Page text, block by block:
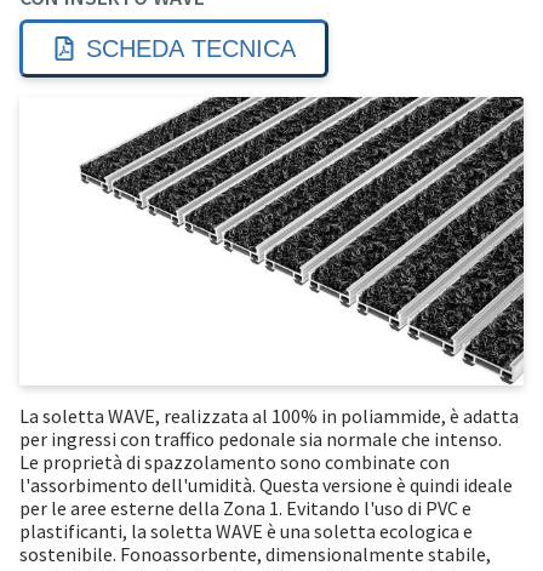
SCHEDA TECNICA
La soletta WAVE, realizzata al 100% in poliammide, è adatta
per ingressi con traffico pedonale sia normale che intenso.
Le proprietà di spazzolamento sono combinate con
l'assorbimento dell'umidità. Questa versione è quindi ideale
per le aree esterne della Zona 1. Evitando l'uso di PVC e
plastificanti, la soletta WAVE è una soletta ecologica e
sostenibile. Fonoassorbente, dimensionalmente stabile,